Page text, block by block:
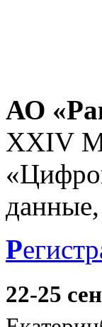
АО
XXIV
Р
22-25